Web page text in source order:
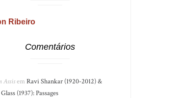
Ribeiro
Comentários
AssisemRavi Shankar (1920-2012) &
(1937): Passages